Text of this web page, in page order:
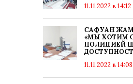
11.11.2022 в 14:12
САФУАН
«МЫ ХОТИМ
ПОЛИЦИЕЙ
11.11.2022 в 14:08